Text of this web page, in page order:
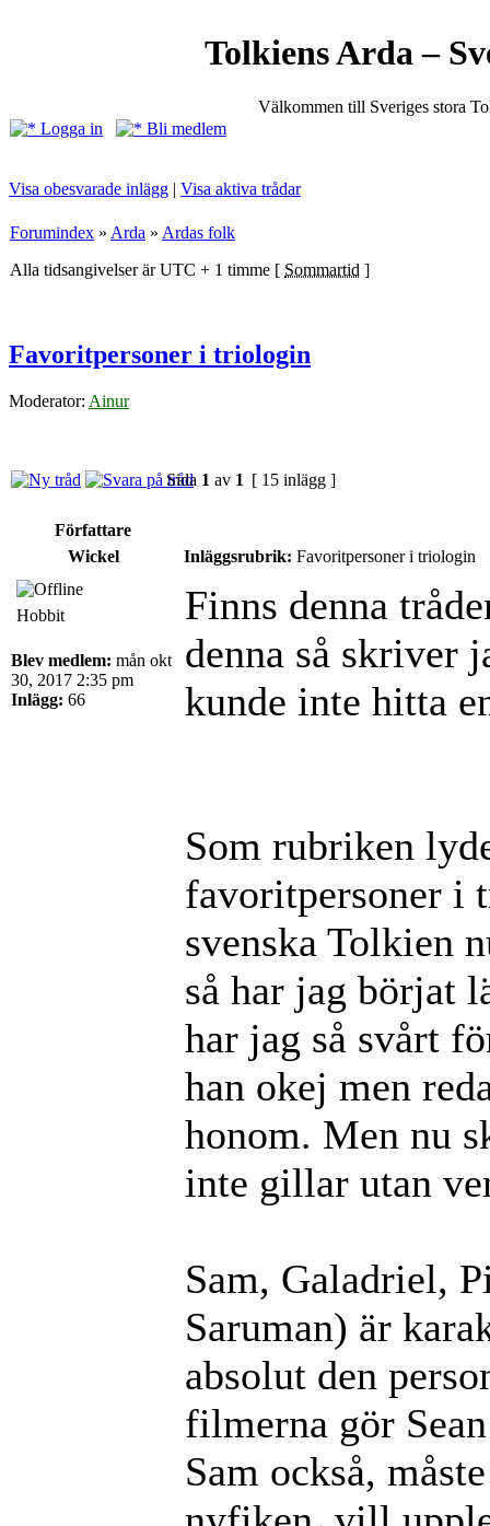
Tolkiens Arda –
Välkommen till Sveriges stora
Logga in
Bli medlem
Visa obesvarade inlägg | Visa aktiva trådar
Forumindex » Arda » Ardas folk
Alla tidsangivelser är UTC + 1 timme [ Sommartid ]
Favoritpersoner i triologin
Moderator: Ainur
Sida 1 av 1 [ 15 inlägg ]
Författare
Wickel
Inläggsrubrik: Favoritpersoner i triologin
Hobbit
Blev medlem: mån okt
30, 2017 2:35 pm
Inlägg: 66
Finns denna
denna så skriver
kunde inte hitta
Som rubriken
favoritpersoner i
svenska Tolkien
så har jag börjat
har jag så svårt
han okej men
honom. Men nu
inte gillar utan
Sam, Galadriel,
Saruman) är
absolut den
filmerna gör
Sam också,